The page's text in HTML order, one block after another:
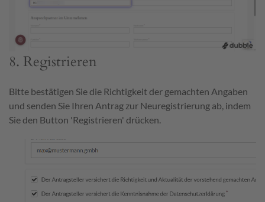
8. Registrieren
Bitte bestätigen Sie die Richtigkeit der gemachten Angaben
und senden Sie Ihren Antrag zur Neuregistrierung ab, indem
Sie den Button 'Registrieren' drücken.